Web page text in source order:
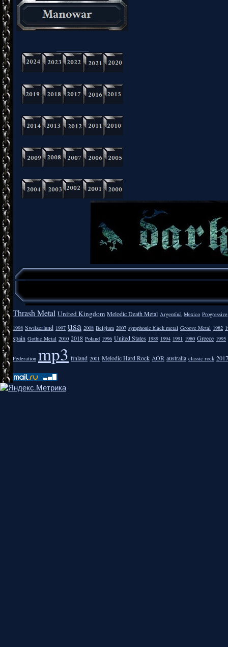
Thrash Metal United Kingdom Melodic Death Metal Argentīnā Mexico Progressive
1998 Switzerland 1997 usa 2008 Belgium 2007 symphonic black metal Groove Metal 1982
spain Gothic Metal 2010 2018 Poland 1996 United States 1989 1994 1991 1980 Greece 1995
Federation mp3 finland 2001 Melodic Hard Rock AOR australia classic rock 2017